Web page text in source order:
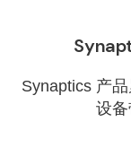
Synaptics 产
设备